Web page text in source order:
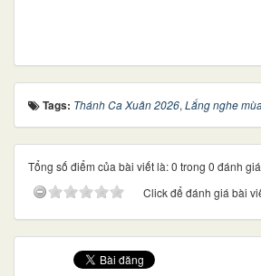
Tags: Thánh Ca Xuân 2026, Lắng nghe
Tổng số điểm của bài viết là: 0 trong 0 đánh giá
Click để đánh giá bài